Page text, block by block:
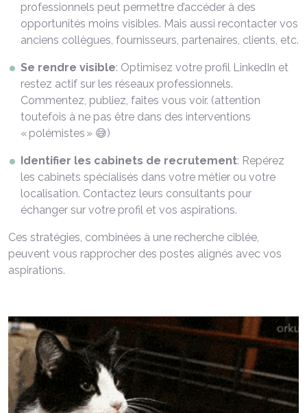
professionnels peut permettre d’accéder à des
opportunités moins visibles. Mais aussi recontacter vos
anciens collègues, fournisseurs, partenaires, clients, etc.
Se rendre visible: Optimisez votre profil LinkedIn et
restez actif sur les réseaux professionnels.
Commentez, publiez, faites vous voir. (attention
toutefois à ne pas être dans des interventions
« polémistes » 😅)
Identifier les cabinets de recrutement: Repérez
les cabinets spécialisés dans votre métier ou votre
localisation. Contactez leurs consultants pour
échanger sur votre profil et vos aspirations.
Ces stratégies, combinées à une recherche ciblée,
peuvent vous rapprocher des postes alignés avec vos
aspirations.